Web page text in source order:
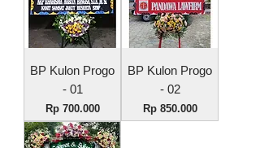
BP Kulon Progo
- 01
Harga
Rp 700.000
BP Kulon Progo
- 02
Harga
Rp 850.000